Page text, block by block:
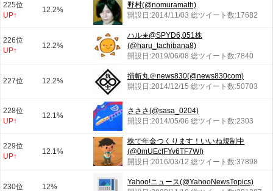
225位
UP↑
12.2%
野村(@nomuramath)
開設日:2014/11/03 総ツイート数:17682
226位
UP↑
12.2%
ハル☀️@SPYD6,051株
(@haru_tachibana8)
開設日:2019/06/08 総ツイート数:7840
227位 12.2%
損斬丸＠news830(@news830com)
開設日:2014/12/15 総ツイート数:50703
228位
UP↑
12.1%
さささ(@sasa_0204)
開設日:2014/05/06 総ツイート数:2303
229位
UP↑
12.1%
株で年金つくります！いいね規制中
(@0mUEcfFYv6TF7WI)
開設日:2016/03/12 総ツイート数:37898
230位 12%
Yahoo!ニュース(@YahooNewsTopics)